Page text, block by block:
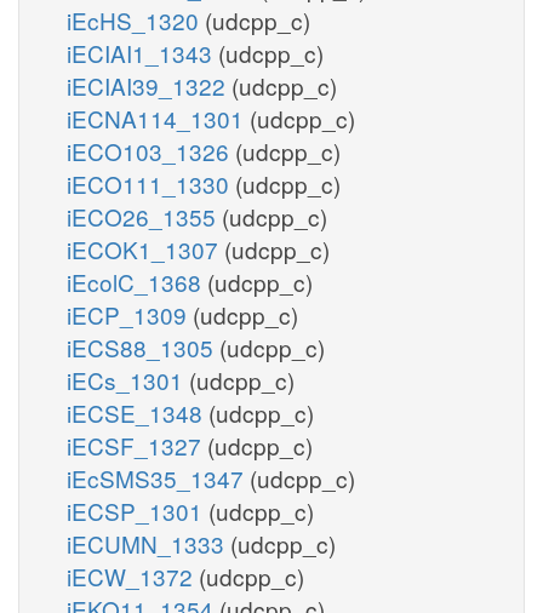
iEcHS_1320 (udcpp_c)
iECIAI1_1343 (udcpp_c)
iECIAI39_1322 (udcpp_c)
iECNA114_1301 (udcpp_c)
iECO103_1326 (udcpp_c)
iECO111_1330 (udcpp_c)
iECO26_1355 (udcpp_c)
iECOK1_1307 (udcpp_c)
iEcolC_1368 (udcpp_c)
iECP_1309 (udcpp_c)
iECS88_1305 (udcpp_c)
iECs_1301 (udcpp_c)
iECSE_1348 (udcpp_c)
iECSF_1327 (udcpp_c)
iEcSMS35_1347 (udcpp_c)
iECSP_1301 (udcpp_c)
iECUMN_1333 (udcpp_c)
iECW_1372 (udcpp_c)